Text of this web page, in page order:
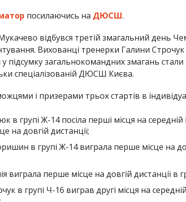
посилаючись на ДЮСШ.
відбувся третій змагальний день
Вихованці тренерки Галини
підсумку загальнокомандних змагань
спеціалізованій ДЮСШ Києва.
і призерами трьох стартів в
в групі Ж-14 посіла перші місця на середній
на довгій дистанції;
в групі Ж-14 виграла перше місце на
виграла перше місце на довгій дистанції в
в групі Ч-16 виграв другі місця на